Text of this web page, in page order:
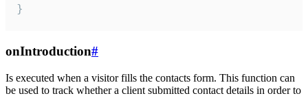
}
onIntroduction#
Is executed when a visitor fills the contacts form. This function can
be used to track whether a client submitted contact details in order to